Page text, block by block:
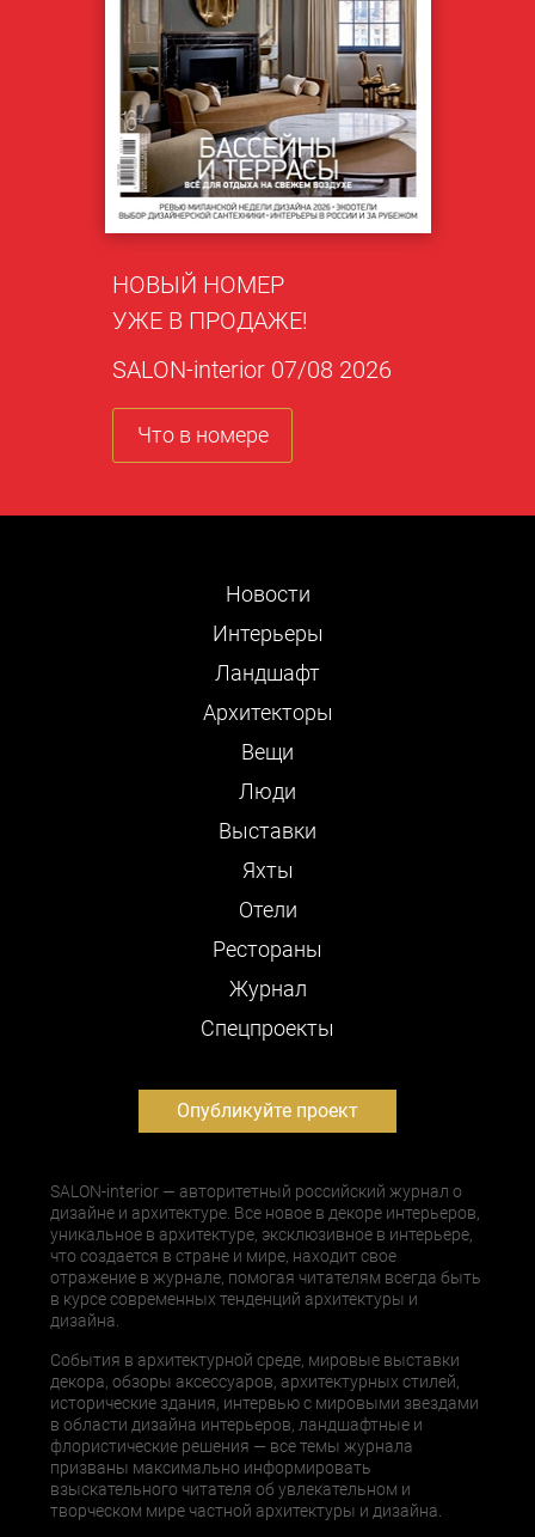
НОВЫЙ НОМЕР
УЖЕ В ПРОДАЖЕ!
SALON-interior 07/08 2026
Что в номере
Новости
Интерьеры
Ландшафт
Архитекторы
Вещи
Люди
Выставки
Яхты
Отели
Рестораны
Журнал
Cпецпроекты
Опубликуйте проект
SALON-interior — авторитетный российский журнал о
дизайне и архитектуре. Все новое в декоре интерьеров,
уникальное в архитектуре, эксклюзивное в интерьере,
что создается в стране и мире, находит свое
отражение в журнале, помогая читателям всегда быть
в курсе современных тенденций архитектуры и
дизайна.
События в архитектурной среде, мировые выставки
декора, обзоры аксессуаров, архитектурных стилей,
исторические здания, интервью с мировыми звездами
в области дизайна интерьеров, ландшафтные и
флористические решения — все темы журнала
призваны максимально информировать
взыскательного читателя об увлекательном и
творческом мире частной архитектуры и дизайна.